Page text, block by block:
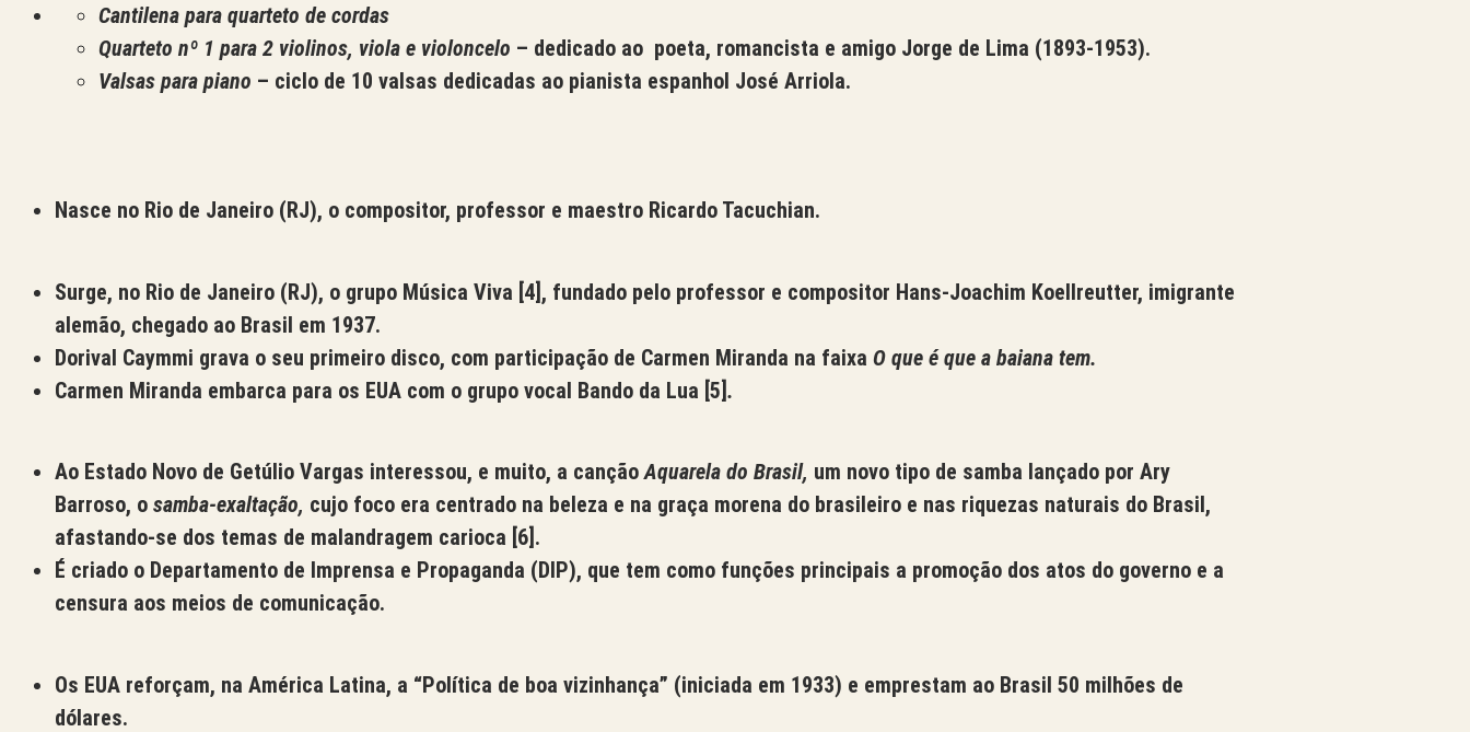
Cantilena para quarteto de cordas
Quarteto nº 1 para 2 violinos, viola e violoncelo – dedicado ao poeta, romancista e amigo Jorge de Lima (1893-1953).
Valsas para piano – ciclo de 10 valsas dedicadas ao pianista espanhol José Arriola.
Nasce no Rio de Janeiro (RJ), o compositor, professor e maestro Ricardo Tacuchian.
Surge, no Rio de Janeiro (RJ), o grupo Música Viva [4] , fundado pelo professor e compositor Hans-Joachim Koellreutter, imigrante
alemão, chegado ao Brasil em 1937.
Dorival Caymmi grava o seu primeiro disco, com participação de Carmen Miranda na faixa O que é que a baiana tem.
Carmen Miranda embarca para os EUA com o grupo vocal Bando da Lua [5].
Ao Estado Novo de Getúlio Vargas interessou, e muito, a cançãoAquarela do Brasil, um novo tipo de samba lançado por Ary
Barroso, o samba-exaltação, cujo foco era centrado na beleza e na graça morena do brasileiro e nas riquezas naturais do Brasil,
afastando-se dos temas de malandragem carioca [6].
É criado o Departamento de Imprensa e Propaganda (DIP), que tem como funções principais a promoção dos atos do governo e a
censura aos meios de comunicação.
Os EUA reforçam, na América Latina, a “Política de boa vizinhança” (iniciada em 1933) e emprestam ao Brasil 50 milhões de
dólares.